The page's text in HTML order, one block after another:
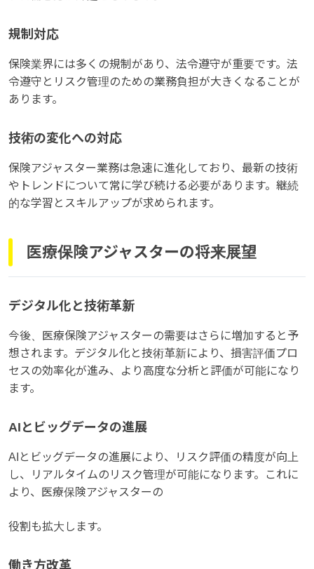
規制対応
保険業界には多くの規制があり、法令遵守が重要です。法
令遵守とリスク管理のための業務負担が大きくなることが
あります。
技術の変化への対応
保険アジャスター業務は急速に進化しており、最新の技術
やトレンドについて常に学び続ける必要があります。継続
的な学習とスキルアップが求められます。
医療保険アジャスターの将来展望
デジタル化と技術革新
今後、医療保険アジャスターの需要はさらに増加すると予
想されます。デジタル化と技術革新により、損害評価プロ
セスの効率化が進み、より高度な分析と評価が可能になり
ます。
AIとビッグデータの進展
AIとビッグデータの進展により、リスク評価の精度が向上
し、リアルタイムのリスク管理が可能になります。これに
より、医療保険アジャスターの
役割も拡大します。
働き方改革